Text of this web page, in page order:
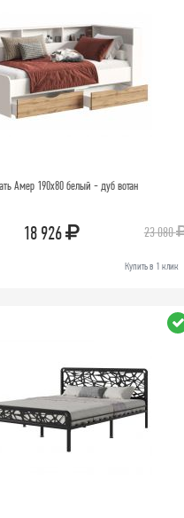
Амер 190х80 белый - дуб вотан
18 926 23 080
Купить в 1 клик